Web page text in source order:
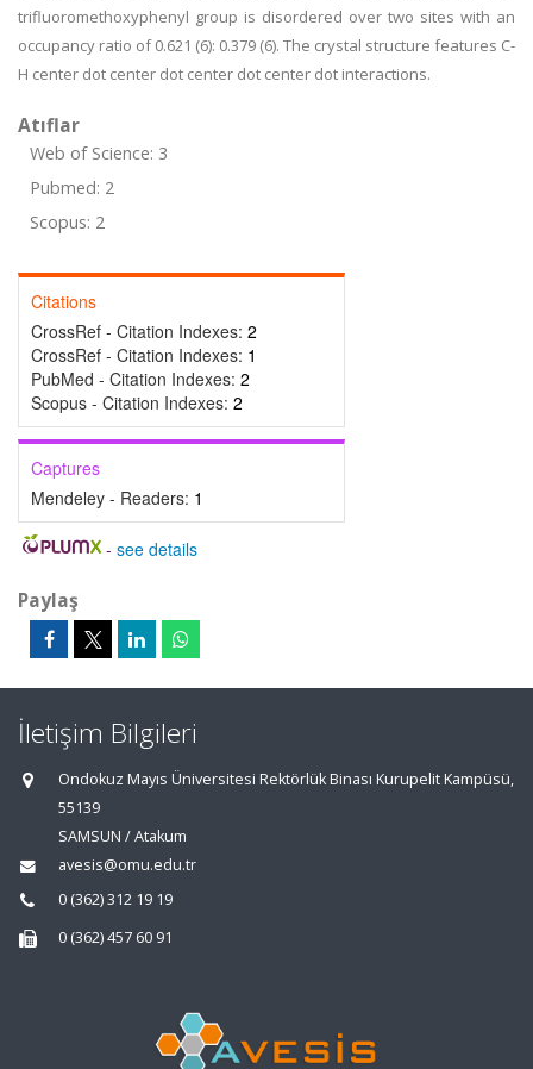
trifluoromethoxyphenyl group is disordered over two sites with an
occupancy ratio of 0.621 (6): 0.379 (6). The crystal structure features C-
H center dot center dot center dot center dot interactions.
Atıflar
Web of Science: 3
Pubmed: 2
Scopus: 2
Citations
CrossRef - Citation Indexes: 2
CrossRef - Citation Indexes: 1
PubMed - Citation Indexes: 2
Scopus - Citation Indexes: 2
Captures
Mendeley - Readers: 1
- see details
Paylaş
İletişim Bilgileri
Ondokuz Mayıs Üniversitesi Rektörlük Binası Kurupelit Kampüsü,
55139
SAMSUN / Atakum
avesis@omu.edu.tr
0 (362) 312 19 19
0 (362) 457 60 91